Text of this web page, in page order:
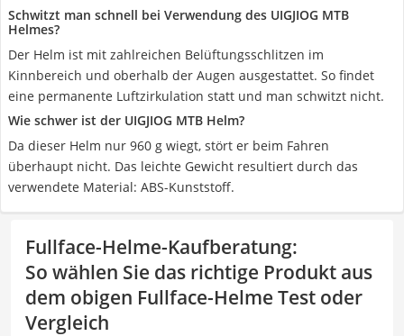
Schwitzt man schnell bei Verwendung des UIGJIOG MTB
Helmes?
Der Helm ist mit zahlreichen Belüftungsschlitzen im
Kinnbereich und oberhalb der Augen ausgestattet. So findet
eine permanente Luftzirkulation statt und man schwitzt nicht.
Wie schwer ist der UIGJIOG MTB Helm?
Da dieser Helm nur 960 g wiegt, stört er beim Fahren
überhaupt nicht. Das leichte Gewicht resultiert durch das
verwendete Material: ABS-Kunststoff.
Fullface-Helme-Kaufberatung:
So wählen Sie das richtige Produkt aus
dem obigen Fullface-Helme Test oder
Vergleich